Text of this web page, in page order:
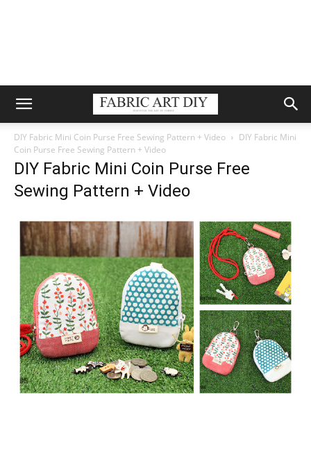
DIY Fabric Mini Coin Purse Free Sewing Pattern + Video
DIY Fabric Mini
Coin Purse Free Sewing Pattern + Video
DIY Fabric Mini Coin Purse Free
Sewing Pattern + Video